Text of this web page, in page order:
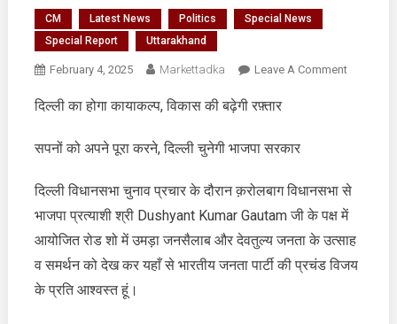
CM Latest News Politics
Special News
Special Report
Uttarakhand
February 4, 2025 Markettadka Leave A CommentOn
की
बढ़ेगी
दिल्ली का होगा कायाकल्प, विकास की बढ़ेगी रफ़्तार
सपनों को अपने पूरा करने, दिल्ली चुनेगी भाजपा सरकार
दिल्ली विधानसभा चुनाव प्रचार के दौरान क़रोलबाग विधानसभा से
भाजपा प्रत्याशी श्री Dushyant Kumar Gautam जी के पक्ष में
आयोजित रोड शो में उमड़ा जनसैलाब और देवतुल्य जनता के उत्साह
व समर्थन को देख कर यहाँ से भारतीय जनता पार्टी की प्रचंड विजय
के प्रति आश्वस्त हूं।